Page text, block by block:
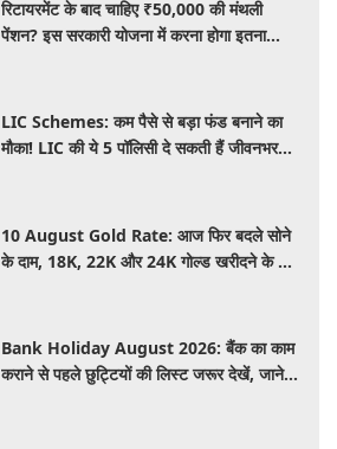
रिटायरमेंट के बाद चाहिए ₹50,000 की मंथली
पेंशन? इस सरकारी योजना में करना होगा इतना
LIC Schemes: कम पैसे से बड़ा फंड बनाने का
मौका! LIC की ये 5 पॉलिसी दे सकती हैं जीवनभर
10 August Gold Rate: आज फिर बदले सोने
के दाम, 18K, 22K और 24K गोल्ड खरीदने के लिए
Bank Holiday August 2026: बैंक का काम
कराने से पहले छुट्टियों की लिस्ट जरूर देखें, जाने